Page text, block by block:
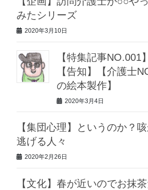
みたシリーズ
2020年3月10日
【特集記事NO.001】
【告知】【介護士
の絵本製作】
2020年3月4日
【集団心理】というのか？
逃げる人々
2020年2月26日
【文化】春が近いのでお抹